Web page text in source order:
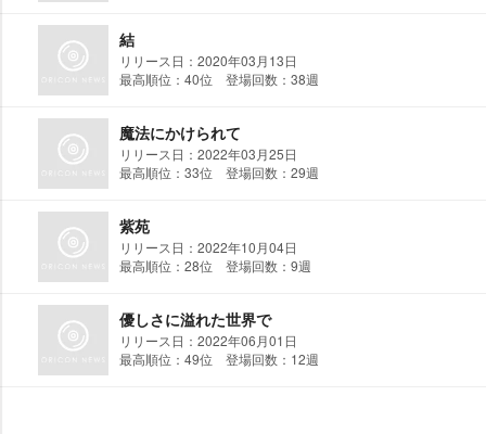
結
リリース日：2020年03月13日
最高順位：40位 登場回数：38週
魔法にかけられて
リリース日：2022年03月25日
最高順位：33位 登場回数：29週
紫苑
リリース日：2022年10月04日
最高順位：28位 登場回数：9週
優しさに溢れた世界で
リリース日：2022年06月01日
最高順位：49位 登場回数：12週